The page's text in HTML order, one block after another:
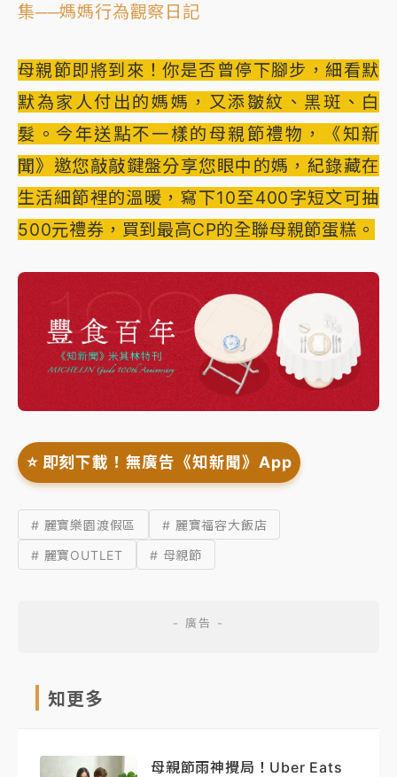
集──媽媽行為觀察日記
母親節即將到來！你是否曾停下腳步，細看默
默為家人付出的媽媽，又添皺紋、黑斑、白
髮。今年送點不一樣的母親節禮物，《知新
聞》邀您敲敲鍵盤分享您眼中的媽，紀錄藏在
生活細節裡的溫暖，寫下10至400字短文可抽
500元禮券，買到最高CP的全聯母親節蛋糕。
⭐️ 即刻下載！無廣告《知新聞》App
# 麗寶樂園渡假區
# 麗寶福容大飯店
# 麗寶OUTLET
# 母親節
知更多
母親節雨神攪局！Uber Eats